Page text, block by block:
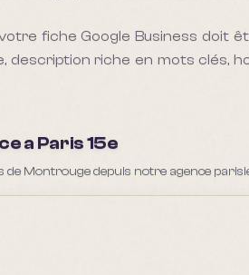
fiche Google Business doit
description riche en mots clés,
a Paris 15e
de Montrouge depuis notre agence